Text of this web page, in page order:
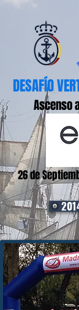
DESAFÍO
Ascenso
26 de